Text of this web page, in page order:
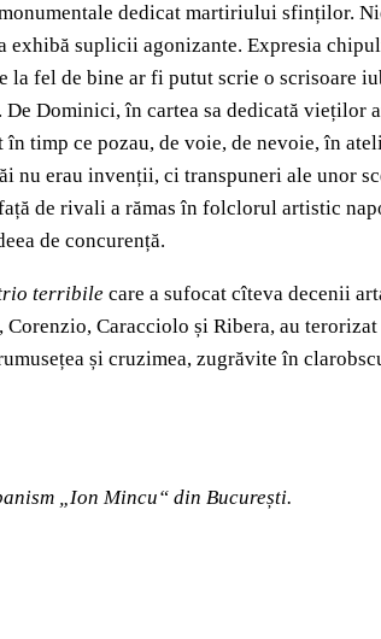
dedicat martiriului sfinților.
suplicii agonizante. Expresia
fel de bine ar fi putut scrie o scrisoare
De Dominici, în cartea sa dedicată
în timp ce pozau, de voie, de nevoie, în
erau invenții, ci transpuneri ale unor
de rivali a rămas în folclorul artistic
de concurență.
terribile care a sufocat cîteva decenii
Caracciolo și Ribera, au
și cruzimea, zugrăvite în
„Ion Mincu“ din București.